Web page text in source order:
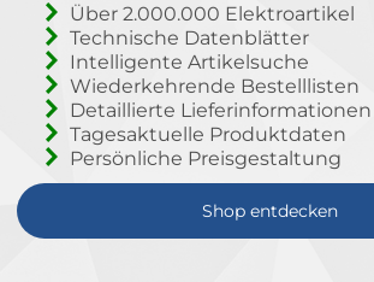
Über 2.000.000 Elektroartikel
Technische Datenblätter
Intelligente Artikelsuche
Wiederkehrende Bestelllisten
Detaillierte Lieferinformationen
Tagesaktuelle Produktdaten
Persönliche Preisgestaltung
Shop entdecken